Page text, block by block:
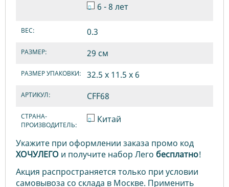
6 - 8 лет
ВЕС: 0.3
РАЗМЕР: 29 см
РАЗМЕР УПАКОВКИ: 32.5 х 11.5 х 6
АРТИКУЛ: CFF68
СТРАНА-
ПРОИЗВОДИТЕЛЬ:
Китай
Укажите при оформлении заказа промо код
ХОЧУЛЕГО и получите набор Лего бесплатно!
Акция распространяется только при условии
самовывоза со склада в Москве. Применить